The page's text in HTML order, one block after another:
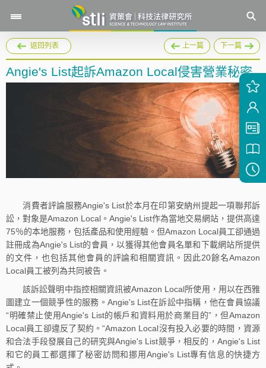
返回列表 上一篇 下一篇
Angie's List起訴Amazon Local侵害營業秘密
消費者評論服務Angie's List於本月在印第安納州提起一項聯邦訴
訟，對象是Amazon Local。Angie's List作為當地交易網站，提供高達
75％的本地服務，包括產品和使用經驗。但Amazon Local員工卻通過
註冊成為Angie's List的會員，以獲得其他會員名單和下載網站所提供
的文件，也包括其他會員的評論和相關資訊。因此20餘名Amazon
Local員工被列為共同被告。
該訴訟聲明中指控相關資訊被Amazon Local所使用，用以在西雅
圖建立一個競爭性的服務。Angie's List在訴訟中指稱，他在會員協議
“明確禁止使用Angie's List的帳戶和資料用於商業目的”，但Amazon
Local員工卻違反了契約。“Amazon Local沒有投入必要的時間，資源
和合法手段發展自己的研究與Angie's List競爭，相反的，Angie's List
和它的員工都選擇了秘密訪問和挪用Angie's List專有信息的快捷方